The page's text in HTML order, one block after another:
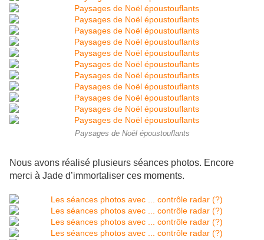
Paysages de Noël époustouflants
Nous avons réalisé plusieurs séances photos. Encore
merci à Jade d’immortaliser ces moments.